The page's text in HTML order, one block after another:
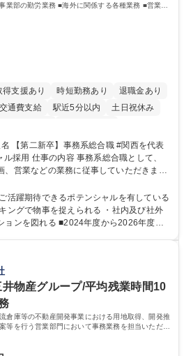
業部の勤労業務 ■海外に関係する各種業務 ■営業部
得支援あり 時短勤務あり
退職金あり
交通費支給 駅近5分以内
土日祝休み
職として、
、営業などの業務に従事していただきま
業部の勤労業務 ■海外に関係する各種業
パス】入社後の配属
た後、本人の適性及び将来のキャリアを
います。 【育成】OJTでの現場育成や研
ル採用
活躍期待できるポテンシャルを有している
ングで物事を捉えられる ・社内及び社外
年度から2026年度ま
ィの不安定化や気候変動による自然災害の
課題解決の重要性が高まっています。
持続可能な社会の実現に貢献してまいりま
大学 語学力： 資格：
井物産グループ/平均残業時間10
倉庫等の不動産開発事業における用地取得、開発推
等を行う営業部門において事務業務を担当いただき